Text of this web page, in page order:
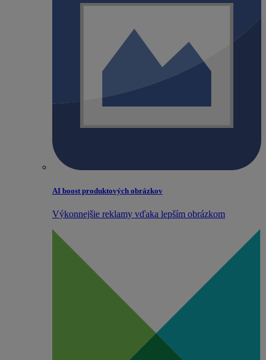
AI boost produktových obrázkov
Výkonnejšie reklamy vďaka lepším obrázkom